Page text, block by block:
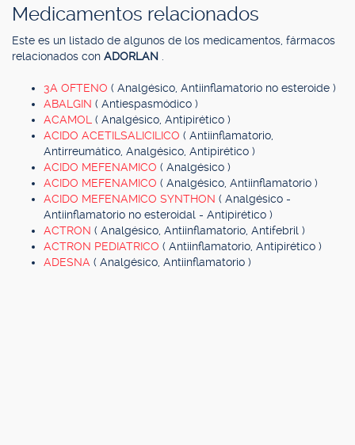
Medicamentos relacionados
Este es un listado de algunos de los medicamentos, fármacos
relacionados con ADORLAN
3A OFTENO ( Analgésico, Antiinflamatorio no esteroide )
ABALGIN ( Antiespasmódico )
ACAMOL ( Analgésico, Antipirético )
ACIDO ACETILSALICILICO ( Antiinflamatorio,
Antirreumático, Analgésico, Antipirético )
ACIDO MEFENAMICO ( Analgésico )
ACIDO MEFENAMICO ( Analgésico, Antiinflamatorio )
ACIDO MEFENAMICO SYNTHON ( Analgésico -
Antiinflamatorio no esteroidal - Antipirético )
ACTRON ( Analgésico, Antiinflamatorio, Antifebril )
ACTRON PEDIATRICO ( Antiinflamatorio, Antipirético )
ADESNA ( Analgésico, Antiinflamatorio )